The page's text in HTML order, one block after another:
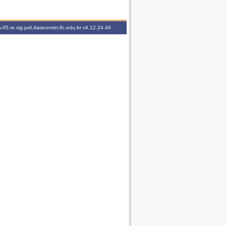
05.re.sig.prd.datacenter.ifc.edu.brv4.12.24.49